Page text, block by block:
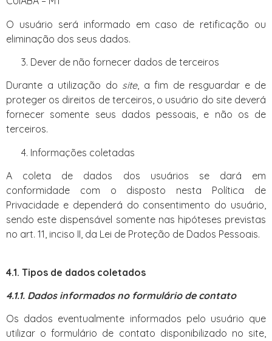
O usuário será informado em caso de retificação ou
eliminação dos seus dados.
Dever de não fornecer dados de terceiros
Durante a utilização do site, a fim de resguardar e de
proteger os direitos de terceiros, o usuário do site deverá
fornecer somente seus dados pessoais, e não os de
terceiros.
Informações coletadas
A coleta de dados dos usuários se dará em
conformidade com o disposto nesta Política de
Privacidade e dependerá do consentimento do usuário,
sendo este dispensável somente nas hipóteses previstas
no art. 11, inciso II, da Lei de Proteção de Dados Pessoais.
4.1. Tipos de dados coletados
4.1.1. Dados informados no formulário de contato
Os dados eventualmente informados pelo usuário que
utilizar o formulário de contato disponibilizado no site,